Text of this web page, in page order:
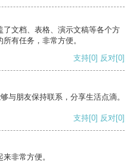
文档、表格、演示文稿等各个方
有任务，非常方便。
支持[0] 反对[0]
与朋友保持联系，分享生活点滴。
支持[0] 反对[0]
非常方便。